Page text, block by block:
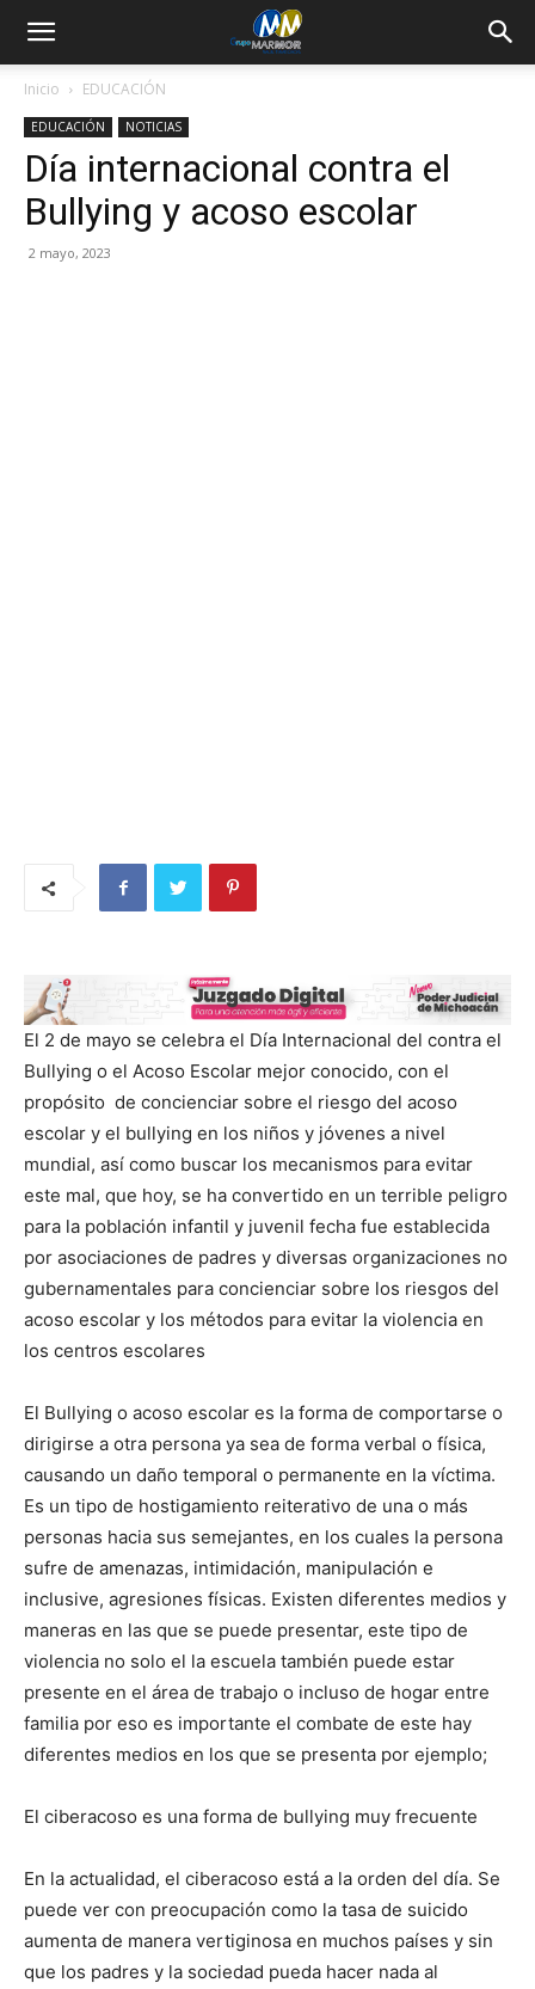
Inicio EDUCACIÓN
EDUCACIÓN NOTICIAS
Día internacional contra el
Bullying y acoso escolar
2 mayo, 2023
El 2 de mayo se celebra el Día Internacional del contra el
Bullying o el Acoso Escolar mejor conocido, con el
propósito de concienciar sobre el riesgo del acoso
escolar y el bullying en los niños y jóvenes a nivel
mundial, así como buscar los mecanismos para evitar
este mal, que hoy, se ha convertido en un terrible peligro
para la población infantil y juvenil fecha fue establecida
por asociaciones de padres y diversas organizaciones no
gubernamentales para concienciar sobre los riesgos del
acoso escolar y los métodos para evitar la violencia en
los centros escolares
El Bullying o acoso escolar es la forma de comportarse o
dirigirse a otra persona ya sea de forma verbal o física,
causando un daño temporal o permanente en la víctima.
Es un tipo de hostigamiento reiterativo de una o más
personas hacia sus semejantes, en los cuales la persona
sufre de amenazas, intimidación, manipulación e
inclusive, agresiones físicas. Existen diferentes medios y
maneras en las que se puede presentar, este tipo de
violencia no solo el la escuela también puede estar
presente en el área de trabajo o incluso de hogar entre
familia por eso es importante el combate de este hay
diferentes medios en los que se presenta por ejemplo;
El ciberacoso es una forma de bullying muy frecuente
En la actualidad, el ciberacoso está a la orden del día. Se
puede ver con preocupación como la tasa de suicido
aumenta de manera vertiginosa en muchos países y sin
que los padres y la sociedad pueda hacer nada al